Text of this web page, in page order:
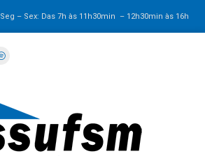
Seg – Sex: Das 7h às 11h30min – 12h30minàs 16h